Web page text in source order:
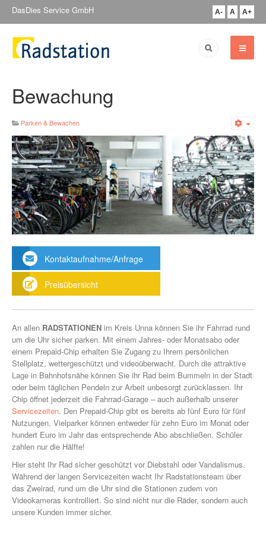
DasDies Service GmbH A- A A+
Bewachung
Parken & Bewachen
Kontaktaufnahme/Anfrage
Preisübersicht
An allen RADSTATIONEN im Kreis Unna können Sie ihr Fahrrad rund
um die Uhr sicher parken. Mit einem Jahres- oder Monatsabo oder
einem Prepaid-Chip erhalten Sie Zugang zu Ihrem persönlichen
Stellplatz, wettergeschützt und videoüberwacht. Durch die attraktive
Lage in Bahnhofsnähe können Sie ihr Rad beim Bummeln in der Stadt
oder beim täglichen Pendeln zur Arbeit unbesorgt zurücklassen. Ihr
Chip öffnet jederzeit die Fahrrad-Garage – auch außerhalb unserer
Servicezeiten. Den Prepaid-Chip gibt es bereits ab fünf Euro für fünf
Nutzungen. Vielparker können entweder für zehn Euro im Monat oder
hundert Euro im Jahr das entsprechende Abo abschließen. Schüler
zahlen nur die Hälfte!
Hier steht Ihr Rad sicher geschützt vor Diebstahl oder Vandalismus.
Während der langen Servicezeiten wacht Ihr Radstationsteam über
das Zweirad, rund um die Uhr sind die Stationen zudem von
Videokameras kontrolliert. So sind nicht nur die Räder, sondern auch
unsere Kunden immer sicher.